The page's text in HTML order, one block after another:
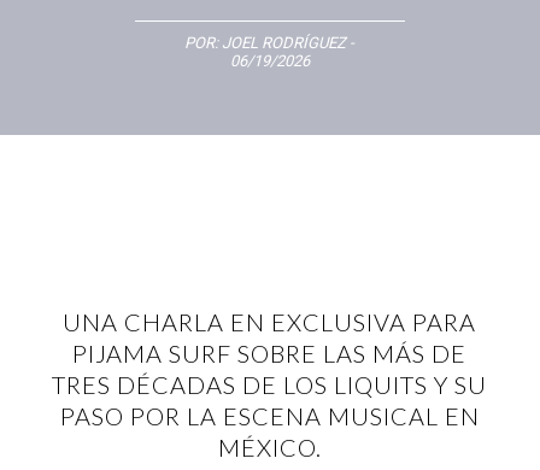
POR: JOEL RODRÍGUEZ-
06/19/2026
UNA CHARLA EN EXCLUSIVA PARA
PIJAMA SURF SOBRE LAS MÁS DE
TRES DÉCADAS DE LOS LIQUITS Y SU
PASO POR LA ESCENA MUSICAL EN
MÉXICO.